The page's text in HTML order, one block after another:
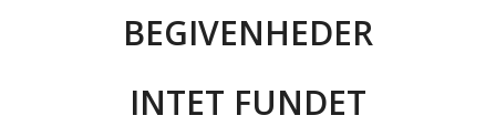
BEGIVENHEDER
INTET FUNDET